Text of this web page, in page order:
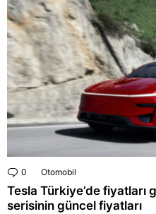
0 Comments
Otomobil
Tesla Türkiye’de fiyatları
serisinin güncel fiyatları